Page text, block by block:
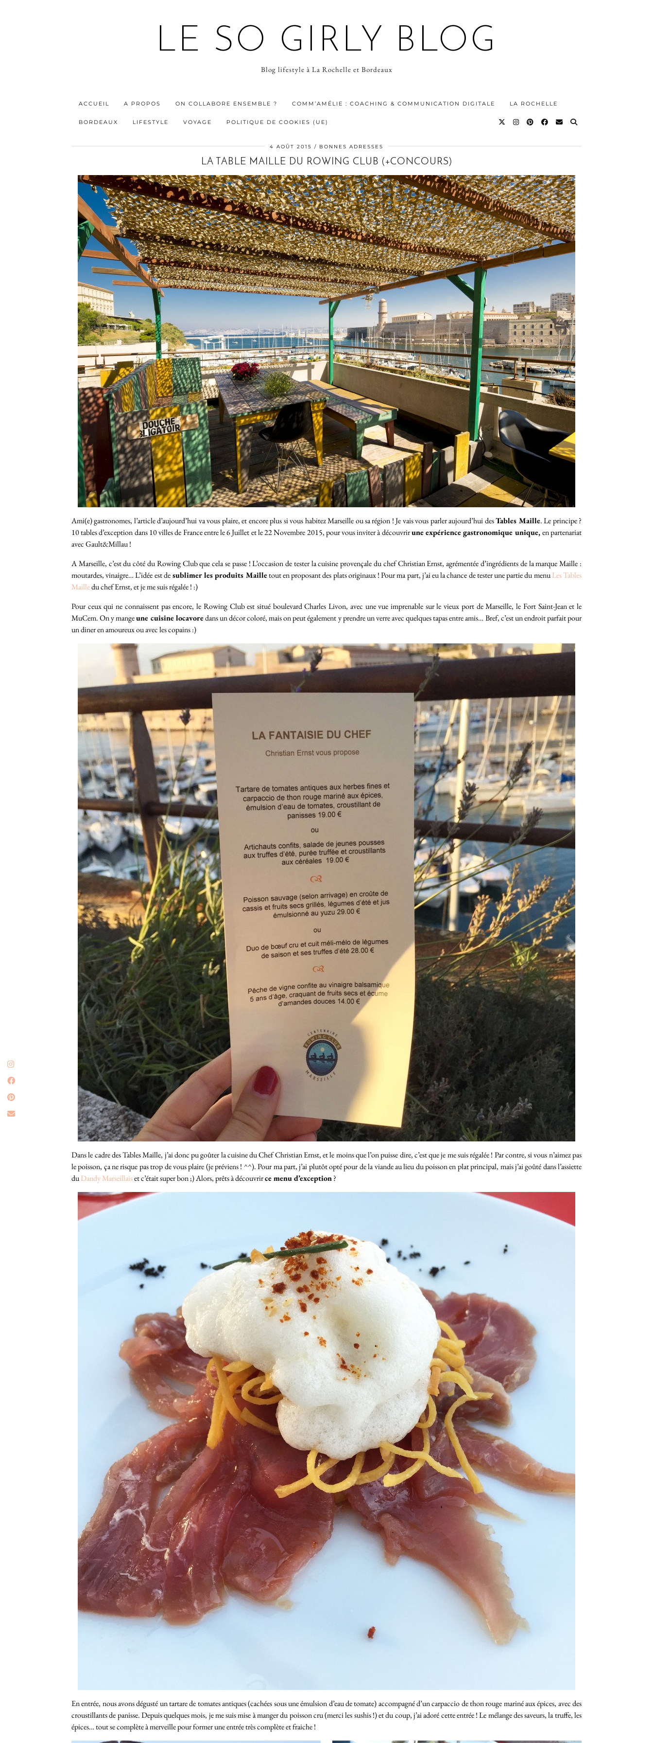
LE SO GIRLY BLOG
Blog lifestyle à La Rochelle et Bordeaux
ACCUEIL A PROPOS ON COLLABORE ENSEMBLE ? COMM’AMÉLIE : COACHING & COMMUNICATION DIGITALE LA ROCHELLE
BORDEAUX LIFESTYLE VOYAGE POLITIQUE DE COOKIES (UE)
4 AOÛT 2015 BONNES ADRESSES
LA TABLE MAILLE DU ROWING CLUB (+CONCOURS)
Ami(e) gastronomes, l’article d’aujourd’hui va vous plaire, et encore plus si vous habitez Marseille ou sa région ! Je vais vous parler aujourd’hui desTables Maille. Le principe ?
10 tables d’exception dans 10 villes de France entre le 6 Juillet et le 22 Novembre 2015, pour vous inviter à découvrirune expérience gastronomique unique,en partenariat
avec Gault&Millau !
A Marseille, c’est du côté du Rowing Club que cela se passe ! L’occasion de tester la cuisine provençale du chef Christian Ernst, agrémentée d’ingrédients de la marque Maille :
moutardes, vinaigre… L’idée est desublimer les produits Mailletout en proposant des plats originaux ! Pour ma part, j’ai eu la chance de tester une partie du menuLes Tables
Mailledu chef Ernst, et je me suis régalée ! :)
Pour ceux qui ne connaissent pas encore, le Rowing Club est situé boulevard Charles Livon, avec une vue imprenable sur le vieux port de Marseille, le Fort Saint-Jean et le
MuCem. On y mangeune cuisine locavoredans un décor coloré, mais on peut également y prendre un verre avec quelques tapas entre amis… Bref, c’est un endroit parfait pour
un diner en amoureux ou avec les copains :)
Dans le cadre des Tables Maille, j’ai donc pu goûter la cuisine du Chef Christian Ernst, et le moins que l’on puisse dire, c’est que je me suis régalée ! Par contre, si vous n’aimez pas
le poisson, ça ne risque pas trop de vous plaire (je préviens ! ^^). Pour ma part, j’ai plutôt opté pour de la viande au lieu du poisson en plat principal, mais j’ai goûté dans l’assiette
duDandy Marseillaiset c’était super bon ;) Alors, prêts à découvrirce menu d’exception?
En entrée, nous avons dégusté un tartare de tomates antiques (cachées sous une émulsion d’eau de tomate) accompagné d’un carpaccio de thon rouge mariné aux épices, avec des
croustillants de panisse. Depuis quelques mois, je me suis mise à manger du poisson cru (merci les sushis !) et du coup, j’ai adoré cette entrée ! Le mélange des saveurs, la truffe, les
épices… tout se complète à merveille pour former une entrée très complète et fraiche !